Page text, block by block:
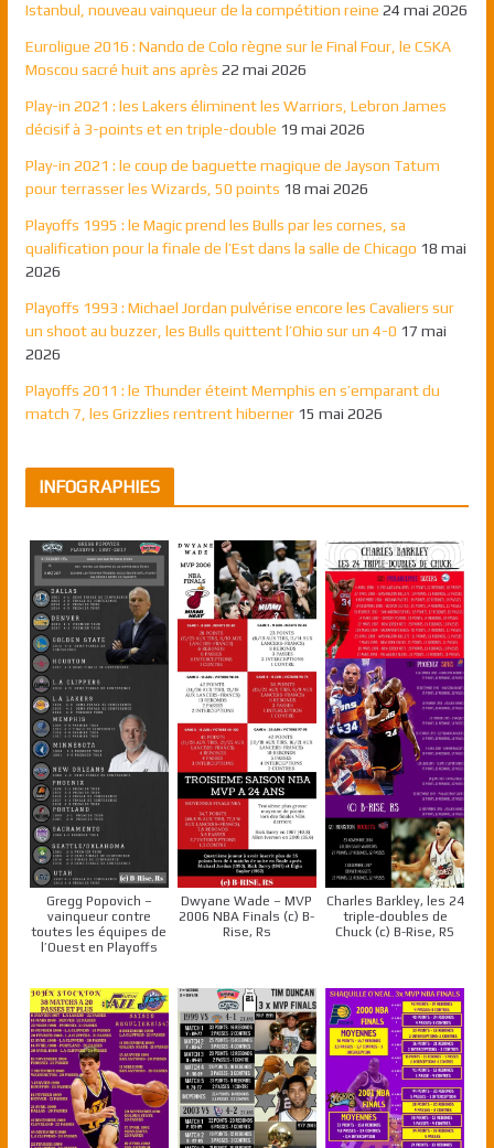
Istanbul, nouveau vainqueur de la compétition reine 24 mai 2026
Euroligue 2016 : Nando de Colo règne sur le Final Four, le CSKA
Moscou sacré huit ans après 22 mai 2026
Play-in 2021 : les Lakers éliminent les Warriors, Lebron James
décisif à 3-points et en triple-double 19 mai 2026
Play-in 2021 : le coup de baguette magique de Jayson Tatum
pour terrasser les Wizards, 50 points 18 mai 2026
Playoffs 1995 : le Magic prend les Bulls par les cornes, sa
qualification pour la finale de l’Est dans la salle de Chicago 18 mai
2026
Playoffs 1993 : Michael Jordan pulvérise encore les Cavaliers sur
un shoot au buzzer, les Bulls quittent l’Ohio sur un 4-0 17 mai
2026
Playoffs 2011 : le Thunder éteint Memphis en s’emparant du
match 7, les Grizzlies rentrent hiberner 15 mai 2026
INFOGRAPHIES
Gregg Popovich –
vainqueur contre
toutes les équipes de
l’Ouest en Playoffs
Dwyane Wade – MVP
2006 NBA Finals (c) B-
Rise, Rs
Charles Barkley, les 24
triple-doubles de
Chuck (c) B-Rise, RS